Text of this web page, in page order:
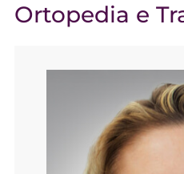
Ortopedia e